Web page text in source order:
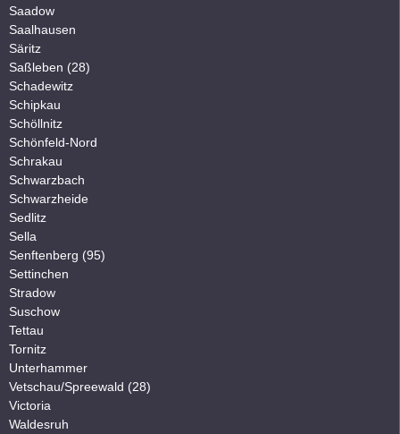
Saadow
Saalhausen
Säritz
Saßleben (28)
Schadewitz
Schipkau
Schöllnitz
Schönfeld-Nord
Schrakau
Schwarzbach
Schwarzheide
Sedlitz
Sella
Senftenberg (95)
Settinchen
Stradow
Suschow
Tettau
Tornitz
Unterhammer
Vetschau/Spreewald (28)
Victoria
Waldesruh